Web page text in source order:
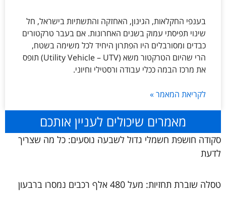
בענפי החקלאות, הגינון, האחזקה והתשתיות בישראל, חל
שינוי תפיסתי עמוק בשנים האחרונות. אם בעבר טרקטורים
כבדים ומסורבלים היו הפתרון היחיד לכל משימה בשטח,
הרי שהיום הטרקטור משא (Utility Vehicle – UTV) תופס
את מרכז הבמה ככלי עבודה ורסטילי וחיוני.
לקריאת המאמר »
מאמרים שיכולים לעניין אותכם
סקודה חושפת חשמלי גדול לשבעה נוסעים: כל מה שצריך
לדעת
טסלה שוברת תחזיות: מעל 480 אלף רכבים נמסרו ברבעון